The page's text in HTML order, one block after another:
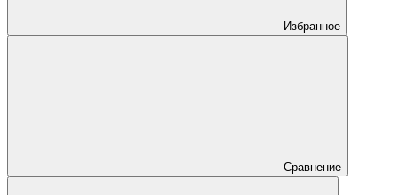
Избранное
Сравнение